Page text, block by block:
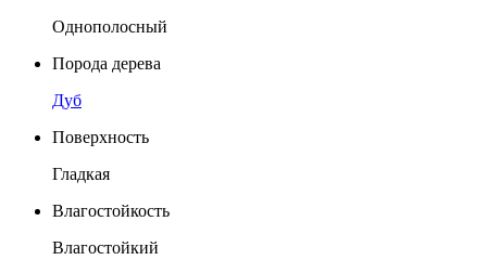
Однополосный
Порода дерева
Дуб
Поверхность
Гладкая
Влагостойкость
Влагостойкий